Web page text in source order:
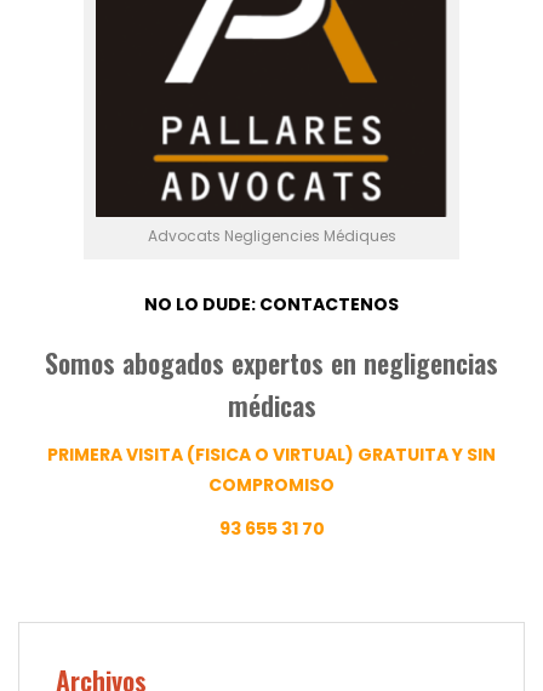
Advocats Negligencies Médiques
NO LO DUDE: CONTACTENOS
Somos abogados expertos en negligencias
médicas
PRIMERA VISITA (FISICA O VIRTUAL) GRATUITA Y SIN
COMPROMISO
93 655 31 70
Archivos